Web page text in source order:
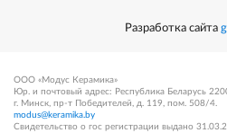
Разработка сайта
ООО «Модус Керамика»
Юр. и почтовый адрес: Республика Беларусь
г. Минск, пр-т Победителей, д. 119, пом. 508/4.
modus@keramika.by
Свидетельство о гос регистрации выдано